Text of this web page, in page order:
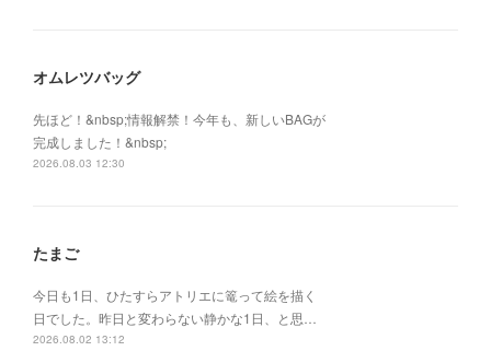
オムレツバッグ
先ほど！&nbsp;情報解禁！今年も、新しいBAGが
完成しました！&nbsp;
2026.08.03 12:30
たまご
今日も1日、ひたすらアトリエに篭って絵を描く
日でした。昨日と変わらない静かな1日、と思…
2026.08.02 13:12